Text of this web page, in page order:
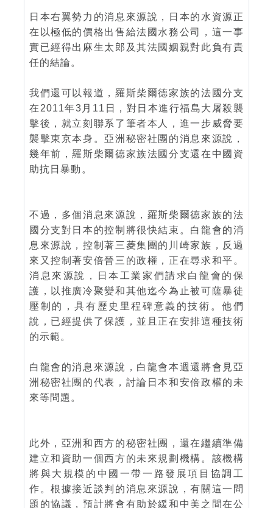
日本右翼勢力的消息來源說，日本的水資源正
在以極低的價格出售給法國水務公司，這一事
實已經得出麻生太郎及其法國姻親對此負有責
任的結論。
我們還可以報道，羅斯柴爾德家族的法國分支
在2011年3月11日，對日本進行福島大屠殺襲
擊後，就立刻聯系了筆者本人，進一步威脅要
襲擊東京本身。亞洲秘密社團的消息來源說，
幾年前，羅斯柴爾德家族法國分支還在中國資
助抗日暴動。
不過，多個消息來源說，羅斯柴爾德家族的法
國分支對日本的控制將很快結束。白龍會的消
息來源說，控制著三菱集團的川崎家族，反過
來又控制著安倍晉三的政權，正在尋求和平。
消息來源說，日本工業家們請求白龍會的保
護，以推廣冷聚變和其他迄今為止被可薩暴徒
壓制的，具有歷史里程碑意義的技術。他們
說，已經提供了保護，並且正在安排這種技術
的示範。
白龍會的消息來源說，白龍會本週還將會見亞
洲秘密社團的代表，討論日本和安倍政權的未
來等問題。
此外，亞洲和西方的秘密社團，還在繼續準備
建立和資助一個西方的未來規劃機構。該機構
將與大規模的中國一帶一路發展項目協調工
作。根據接近談判的消息來源說，有關這一問
題的協議，預計將會有助於緩和中美之間在公